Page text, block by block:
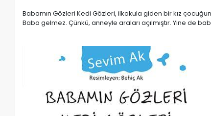
Babamın Gözleri Kedi Gözleri, ilkokula giden bir kız
Baba gelmez. Çünkü, anneyle araları açılmıştır. Yine de